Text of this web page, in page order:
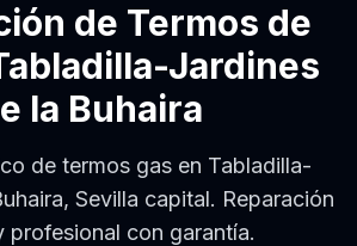
de Termos de
Jardines
la Buhaira
de termos gas en Tabladilla-
Sevilla capital. Reparación
profesional con garantía.